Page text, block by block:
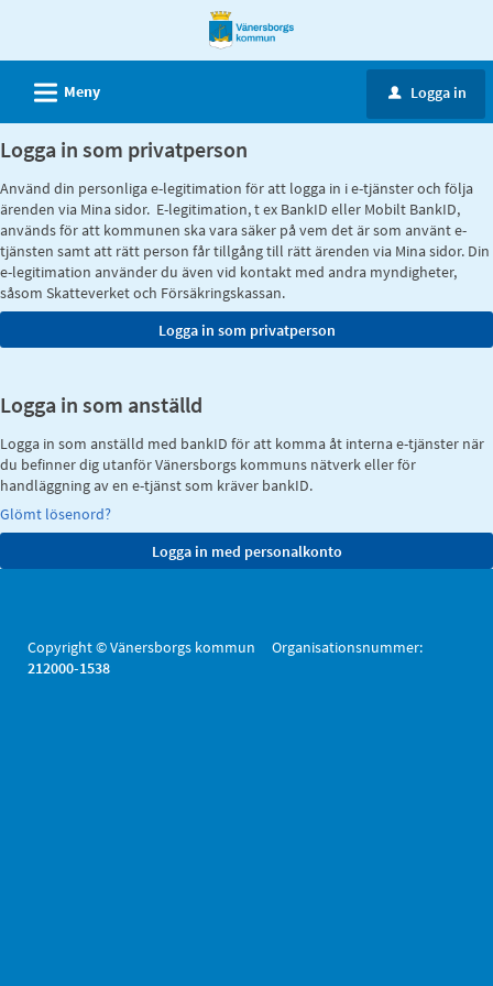
tjänster
-
Vänersborgs
kommun
L Meny u Logga in
Logga in som privatperson
Använd din personliga e-legitimation för att logga in i e-tjänster och följa
ärenden via Mina sidor. E-legitimation, t ex BankID eller Mobilt BankID,
används för att kommunen ska vara säker på vem det är som använt e-
tjänsten samt att rätt person får tillgång till rätt ärenden via Mina sidor. Din
e-legitimation använder du även vid kontakt med andra myndigheter,
såsom Skatteverket och Försäkringskassan.
Logga in som anställd
Logga in som anställd med bankID för att komma åt interna e-tjänster när
du befinner dig utanför Vänersborgs kommuns nätverk eller för
handläggning av en e-tjänst som kräver bankID.
Glömt lösenord?
Copyright © Vänersborgs kommun Organisationsnummer:
212000-1538